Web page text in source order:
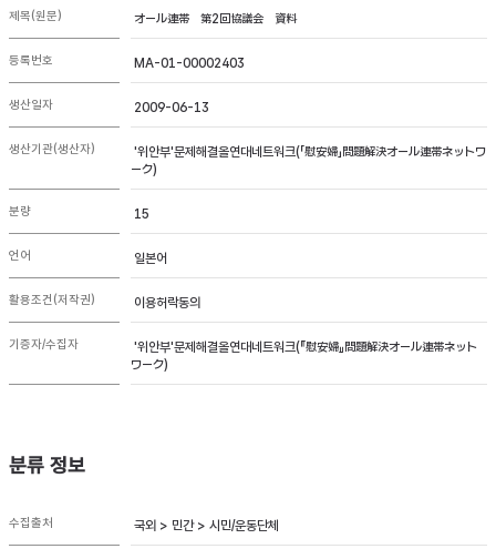
제목(원문) オール連帯 第2回協議会 資料
등록번호 MA-01-00002403
생산일자 2009-06-13
생산기관(생산자)
'위안부'문제해결올연대네트워크(「慰安婦」問題解決オール連帯ネットワ
ーク)
분량 15
언어 일본어
활용조건(저작권) 이용허락동의
기증자/수집자
'위안부'문제해결올연대네트워크(『慰安婦』問題解決オール連帯ネット
ワーク)
분류 정보
수집출처 국외 > 민간 > 시민/운동단체